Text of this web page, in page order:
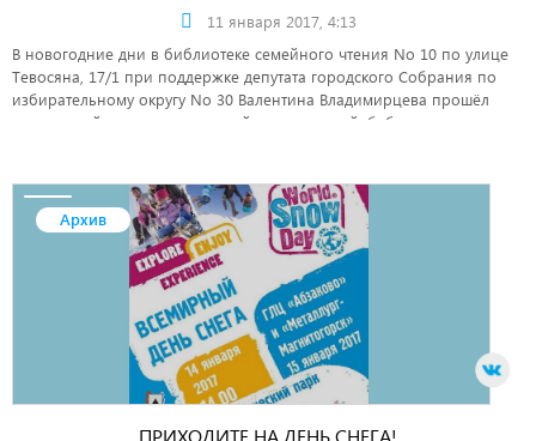
11 января 2017, 4:13
В новогодние дни в библиотеке семейного чтения No 10 по улице
Тевосяна, 17/1 при поддержке депутата городского Собрания по
избирательному округу No 30 Валентина Владимирцева прошёл
новогодний праздник для детей, их родителей, бабушек и дедушек.
Архив
ПРИХОДИТЕ НА ДЕНЬ СНЕГА!